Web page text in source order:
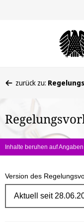
befinden
hier:
zurück zu:
Inhalte beruhen auf
Version des